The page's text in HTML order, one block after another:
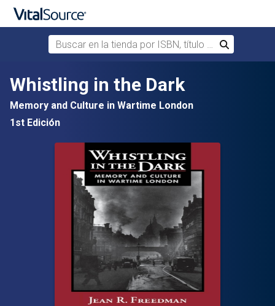
Saltar al contenido principal
Buscar en la tienda por ISBN, título o autor
Buscar
Whistling in the Dark
Memory and Culture in Wartime London
1st Edición